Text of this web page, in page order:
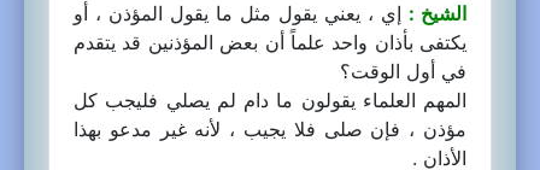
الشيخ : إي ، يعني يقول مثل ما يقول المؤذن ، أو
يكتفى بأذان واحد علماً أن بعض المؤذنين قد يتقدم
في أول الوقت؟
المهم العلماء يقولون ما دام لم يصلي فليجب كل
مؤذن ، فإن صلى فلا يجيب ، لأنه غير مدعو بهذا
الأذان .